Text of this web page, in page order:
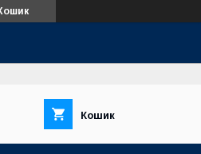
Кошик